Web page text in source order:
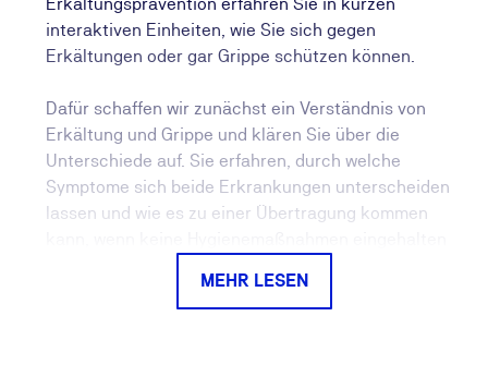
interaktiven Einheiten, wie Sie sich gegen
Erkältungen oder gar Grippe schützen können.
Dafür schaffen wir zunächst ein Verständnis von
Erkältung und Grippe und klären Sie über die
Unterschiede auf. Sie erfahren, durch welche
Symptome sich beide Erkrankungen unterscheiden
lassen und wie es zu einer Übertragung kommen
MEHR LESEN